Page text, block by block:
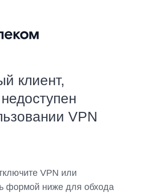
клиент,
VPN
VPN или
формой ниже для обхода